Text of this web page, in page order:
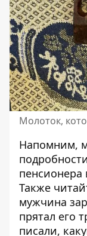
Молоток,
Напомним,
пенсионера
Также
мужчина
прятал его
писали,